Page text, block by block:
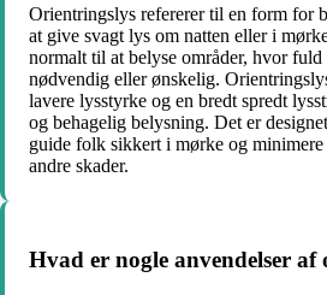
Orientringslys refererer til en form for
at give svagt lys om natten eller i
normalt til at belyse områder, hvor
nødvendig eller ønskelig.
lavere lysstyrke og en bredt spredt
og behagelig belysning. Det er
guide folk sikkert i mørke og
andre skader.
Hvad er nogle anvendelser af